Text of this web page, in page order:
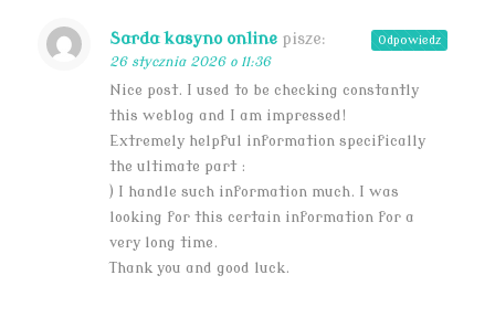
Sarda kasyno online pisze:
26 stycznia 2026 o 11:36
Nice post. I used to be checking constantly
this weblog and I am impressed!
Extremely helpful information specifically
the ultimate part :
) I handle such information much. I was
looking for this certain information for a
very long time.
Thank you and good luck.
Odpowiedz